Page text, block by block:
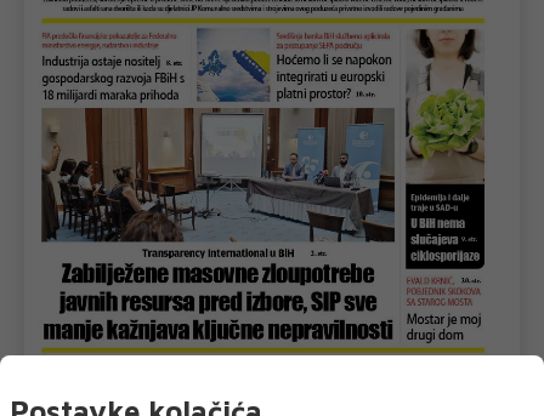
U novom broju pročitajte